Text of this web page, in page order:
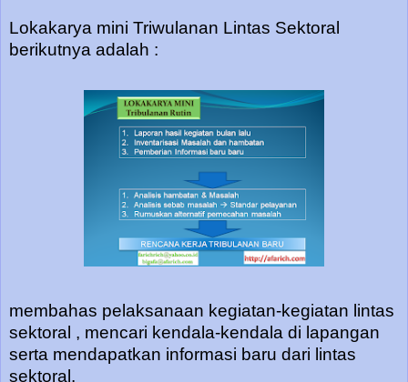
Lokakarya mini Triwulanan Lintas Sektoral
berikutnya adalah :
membahas pelaksanaan kegiatan-kegiatan lintas
sektoral , mencari kendala-kendala di lapangan
serta mendapatkan informasi baru dari lintas
sektoral.